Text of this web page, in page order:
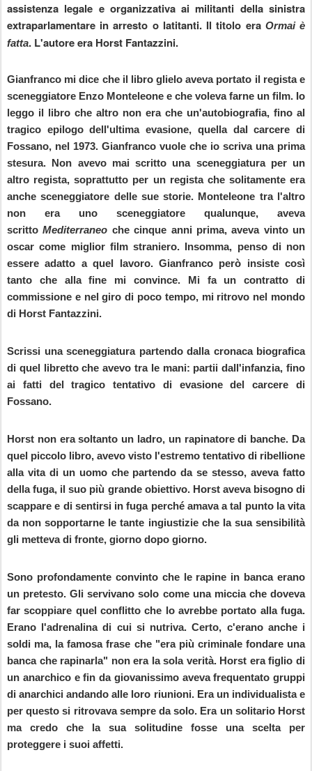
assistenza legale e organizzativa ai militanti della sinistra
extraparlamentare in arresto o latitanti. Il titolo era Ormai è
fatta. L'autore era Horst Fantazzini.
Gianfranco mi dice che il libro glielo aveva portato il regista e
sceneggiatore Enzo Monteleone e che voleva farne un film. Io
leggo il libro che altro non era che un'autobiografia, fino al
tragico epilogo dell'ultima evasione, quella dal carcere di
Fossano, nel 1973. Gianfranco vuole che io scriva una prima
stesura. Non avevo mai scritto una sceneggiatura per un
altro regista, soprattutto per un regista che solitamente era
anche sceneggiatore delle sue storie. Monteleone tra l'altro
non era uno sceneggiatore qualunque, aveva
scrittoMediterraneo che cinque anni prima, aveva vinto un
oscar come miglior film straniero. Insomma, penso di non
essere adatto a quel lavoro. Gianfranco però insiste così
tanto che alla fine mi convince. Mi fa un contratto di
commissione e nel giro di poco tempo, mi ritrovo nel mondo
di Horst Fantazzini.
Scrissi una sceneggiatura partendo dalla cronaca biografica
di quel libretto che avevo tra le mani: partii dall'infanzia, fino
ai fatti del tragico tentativo di evasione del carcere di
Fossano.
Horst non era soltanto un ladro, un rapinatore di banche. Da
quel piccolo libro, avevo visto l'estremo tentativo di ribellione
alla vita di un uomo che partendo da se stesso, aveva fatto
della fuga, il suo più grande obiettivo. Horst aveva bisogno di
scappare e di sentirsi in fuga perché amava a tal punto la vita
da non sopportarne le tante ingiustizie che la sua sensibilità
gli metteva di fronte, giorno dopo giorno.
Sono profondamente convinto che le rapine in banca erano
un pretesto. Gli servivano solo come una miccia che doveva
far scoppiare quel conflitto che lo avrebbe portato alla fuga.
Erano l'adrenalina di cui si nutriva. Certo, c'erano anche i
soldi ma, la famosa frase che "era più criminale fondare una
banca che rapinarla" non era la sola verità. Horst era figlio di
un anarchico e fin da giovanissimo aveva frequentato gruppi
di anarchici andando alle loro riunioni. Era un individualista e
per questo si ritrovava sempre da solo. Era un solitario Horst
ma credo che la sua solitudine fosse una scelta per
proteggere i suoi affetti.